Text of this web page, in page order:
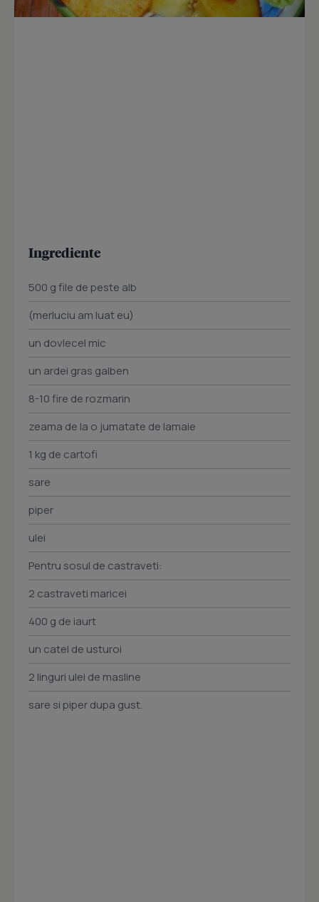
Ingrediente
500 g file de peste alb
(merluciu am luat eu)
un dovlecel mic
un ardei gras galben
8-10 fire de rozmarin
zeama de la o jumatate de lamaie
1 kg de cartofi
sare
piper
ulei
Pentru sosul de castraveti:
2 castraveti maricei
400 g de iaurt
un catel de usturoi
2 linguri ulei de masline
sare si piper dupa gust.